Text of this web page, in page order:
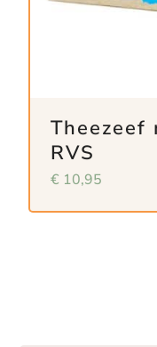
Theezeef
RVS
€ 10,95